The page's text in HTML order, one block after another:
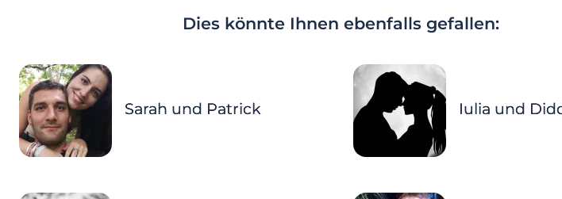
Dies könnte Ihnen ebenfalls gefallen:
Sarah und Patrick Iulia und